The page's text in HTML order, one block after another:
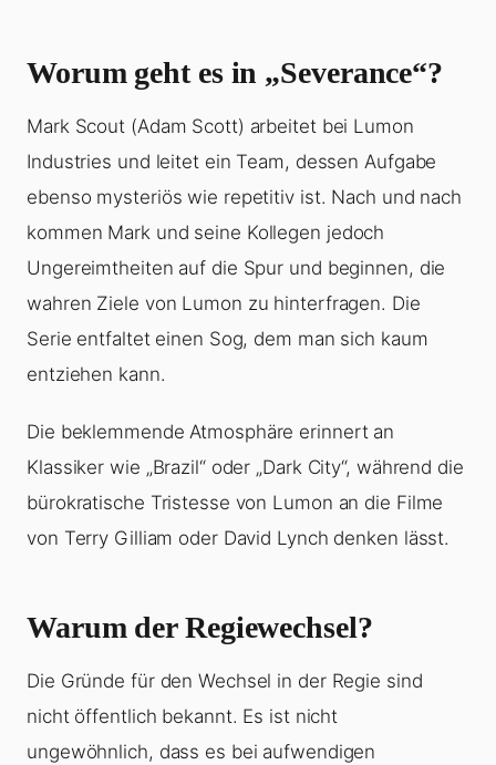
Worum geht es in „Severance“?
Mark Scout (Adam Scott) arbeitet bei Lumon
Industries und leitet ein Team, dessen Aufgabe
ebenso mysteriös wie repetitiv ist. Nach und nach
kommen Mark und seine Kollegen jedoch
Ungereimtheiten auf die Spur und beginnen, die
wahren Ziele von Lumon zu hinterfragen. Die
Serie entfaltet einen Sog, dem man sich kaum
entziehen kann.
Die beklemmende Atmosphäre erinnert an
Klassiker wie „Brazil“ oder „Dark City“, während die
bürokratische Tristesse von Lumon an die Filme
von Terry Gilliam oder David Lynch denken lässt.
Warum der Regiewechsel?
Die Gründe für den Wechsel in der Regie sind
nicht öffentlich bekannt. Es ist nicht
ungewöhnlich, dass es bei aufwendigen